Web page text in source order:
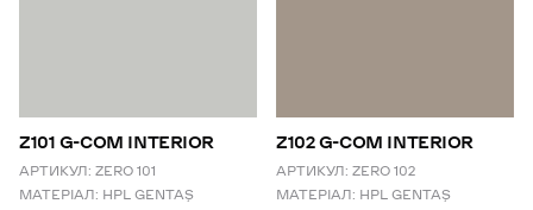
Z101 G-COM INTERIOR
АРТИКУЛ: ZERO 101
МАТЕРІАЛ: HPL GENTAŞ
Z102 G-COM INTERIOR
АРТИКУЛ: ZERO 102
МАТЕРІАЛ: HPL GENTAŞ